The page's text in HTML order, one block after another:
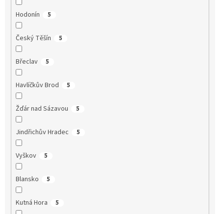
Hodonín 5
Český Těšín 5
Břeclav 5
Havlíčkův Brod 5
Žďár nad Sázavou 5
Jindřichův Hradec 5
Vyškov 5
Blansko 5
Kutná Hora 5